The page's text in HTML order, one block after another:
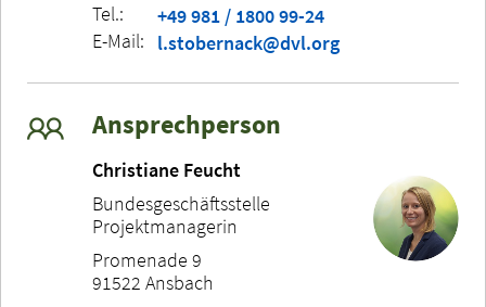
Tel.:
+49 981 / 1800 99-24
E-Mail:
l.stobernack@dvl.org
Ansprechperson
Christiane Feucht
Bundesgeschäftsstelle
Projektmanagerin
Promenade 9
91522 Ansbach